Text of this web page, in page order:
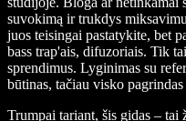
suvokimą ir trukdys
juos teisingai pastatykite, bet
bass trap'ais, difuzoriais. Tik
sprendimus. Lyginimas su
būtinas, tačiau visko
Trumpai tariant, šis gidas –